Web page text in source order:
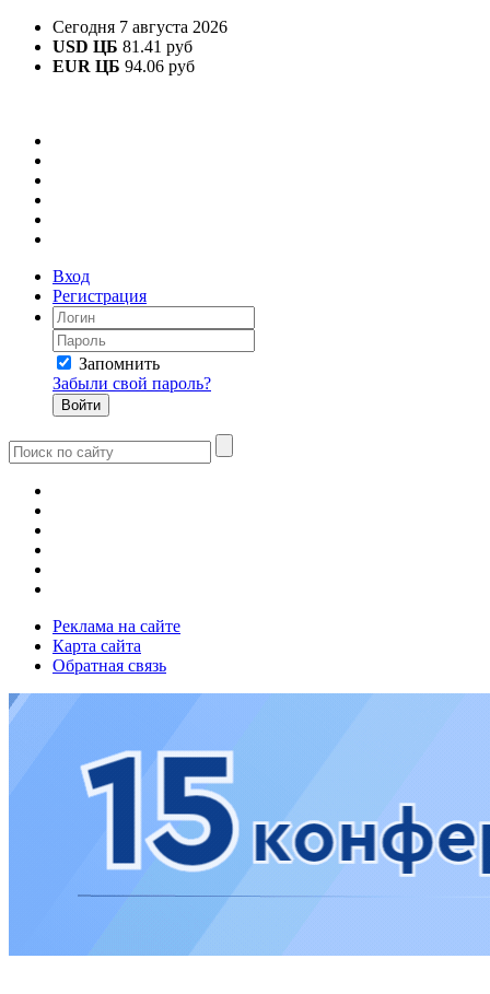
Сегодня 7 августа 2026
USD ЦБ 81.41 руб
EUR ЦБ 94.06 руб
Вход
Регистрация
Запомнить
Забыли свой пароль?
Реклама на сайте
Карта сайта
Обратная связь